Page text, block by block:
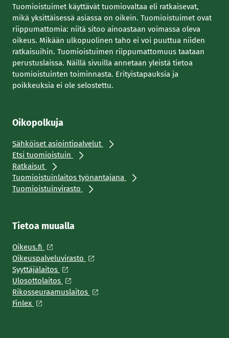
Tuomioistuimet käyttävät tuomiovaltaa eli ratkaisevat,
mikä yksittäisessä asiassa on oikein. Tuomioistuimet ovat
riippumattomia: niitä sitoo ainoastaan voimassa oleva
oikeus. Mikään ulkopuolinen taho ei voi puuttua niiden
ratkaisuihin. Tuomioistuimen riippumattomuus taataan
perustuslaissa. Näillä sivuilla annetaan yleistä tietoa
tuomioistuinten toiminnasta. Erityistapauksia ja
poikkeuksia ei ole selostettu.
Oikopolkuja
Sähköiset asiointipalvelut
Etsi tuomioistuin
Ratkaisut
Tuomioistuinlaitos työnantajana
Tuomioistuinvirasto
Tietoa muualla
Oikeus.fi
Oikeuspalveluvirasto
Syyttäjälaitos
Ulosottolaitos
Rikosseuraamuslaitos
Finlex